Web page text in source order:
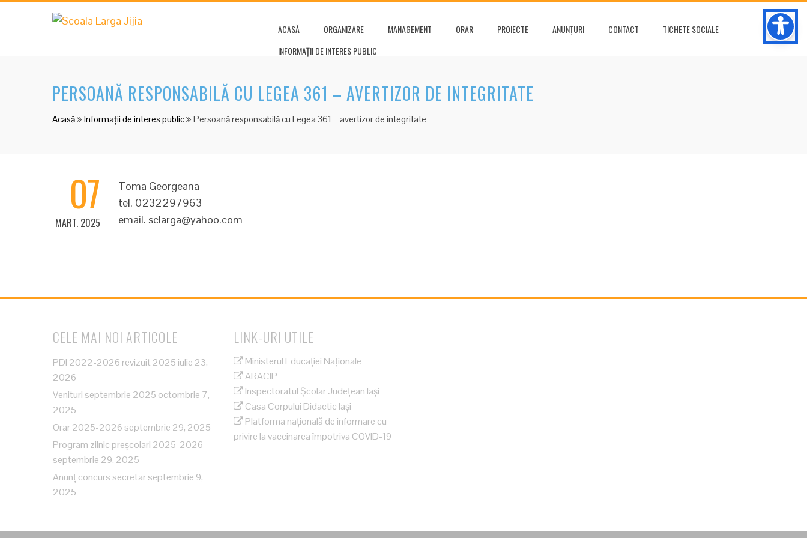
ACASĂ ORGANIZARE MANAGEMENT ORAR PROIECTE ANUNȚURI CONTACT
TICHETE SOCIALE
INFORMAȚII DE INTERES PUBLIC
PERSOANĂ RESPONSABILĂ CU LEGEA 361 – AVERTIZOR DE INTEGRITATE
Acasă Informații de interes public Persoană responsabilă cu Legea 361 – avertizor de integritate
07
MART. 2025
Toma Georgeana
tel. 0232297963
email. sclarga@yahoo.com
CELE MAI NOI ARTICOLE
PDI 2022-2026 revizuit 2025 iulie 23,
2026
Venituri septembrie 2025 octombrie 7,
2025
Orar 2025-2026 septembrie 29, 2025
Program zilnic preșcolari 2025-2026
septembrie 29, 2025
Anunț concurs secretarseptembrie 9,
2025
LINK-URI UTILE
Ministerul Educației Naționale
ARACIP
Inspectoratul Școlar Județean Iași
Casa Corpului Didactic Iași
Platforma națională de informare cu
privire la vaccinarea împotriva COVID-19